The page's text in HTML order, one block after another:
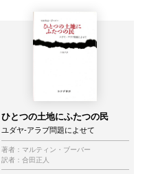
ひとつの土地にふたつの民
ユダヤ-アラブ問題によせて
著者： マルティン・ブーバー
訳者： 合田正人